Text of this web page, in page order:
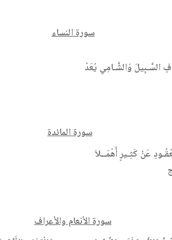
سورة النساء
السَّـبِيلَ وَالشَّـامِي يُعَدْ
سورة المائدة
عَنْ كَثِـيرٍ أَهْمَــلاَ
سورة الأنعام والأعراف